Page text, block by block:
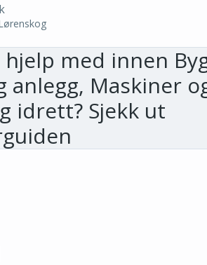
med innen
anlegg, Maskiner
idrett? Sjekk ut